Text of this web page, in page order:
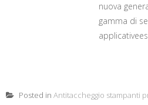
nuova
gamma di
Posted in Antitaccheggio stampanti